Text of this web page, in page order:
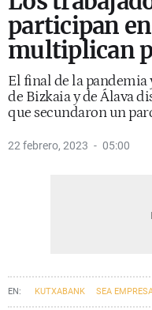
participan
multiplican
El final de la
de Bizkaia y de Álava
que secundaron un
22 febrero, 2023 05:00
KUTXABANK SEA